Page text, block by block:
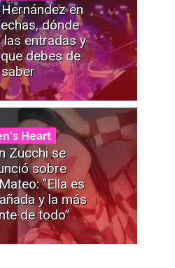
en
dónde
entradas y
debes de
saber
Heart
Zucchi se
sobre
"Ella es
y la más
de todo”